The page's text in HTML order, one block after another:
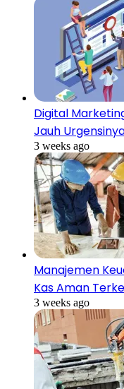
Digital
Jauh
3 weeks ago
Manajemen
Kas Aman
3 weeks ago